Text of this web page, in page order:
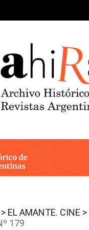
content
EL AMANTE. CINE >
179